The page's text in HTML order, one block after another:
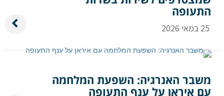
התעופה
25 במאי 2026
משבר האנרגיה: השפעת המלחמה
עם איראן על ענף התעופה